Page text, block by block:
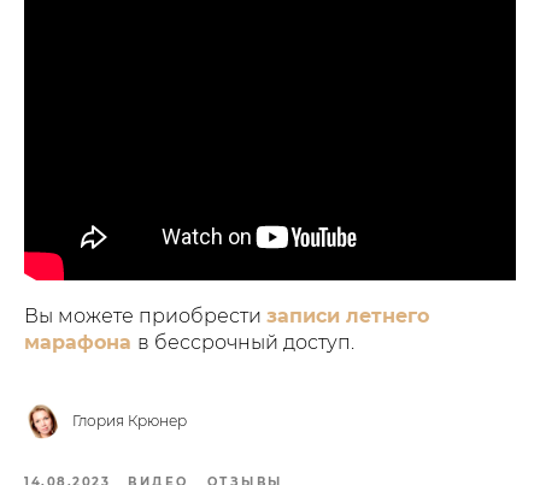
Вы можете приобрести записи летнего
марафона в бессрочный доступ.
Глория Крюнер